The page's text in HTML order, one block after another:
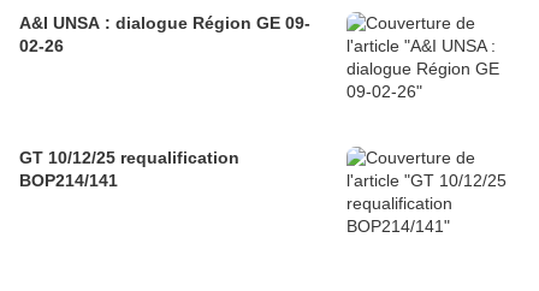
A&I UNSA : dialogue Région GE 09-
02-26
GT 10/12/25 requalification
BOP214/141